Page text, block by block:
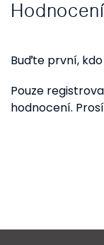
Buďte první,
Pouze
hodnocení.